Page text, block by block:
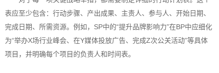
表应至少包含：行动步骤、产出成果、主责人、参与人、开始日期、
完成日期、所需资源。例如，SP中的“提升品牌影响力”在BP中应细化
为“举办X场行业峰会、在Y媒体投放广告、完成Z次公关活动”等具体
项目，并明确每个项目的负责人和时间表。